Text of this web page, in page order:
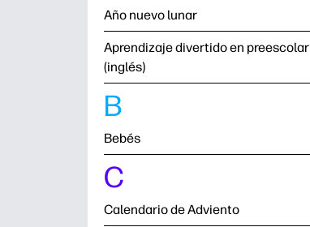
Año nuevo lunar
Aprendizaje divertido en preescolar
(inglés)
B
Bebés
C
Calendario de Adviento